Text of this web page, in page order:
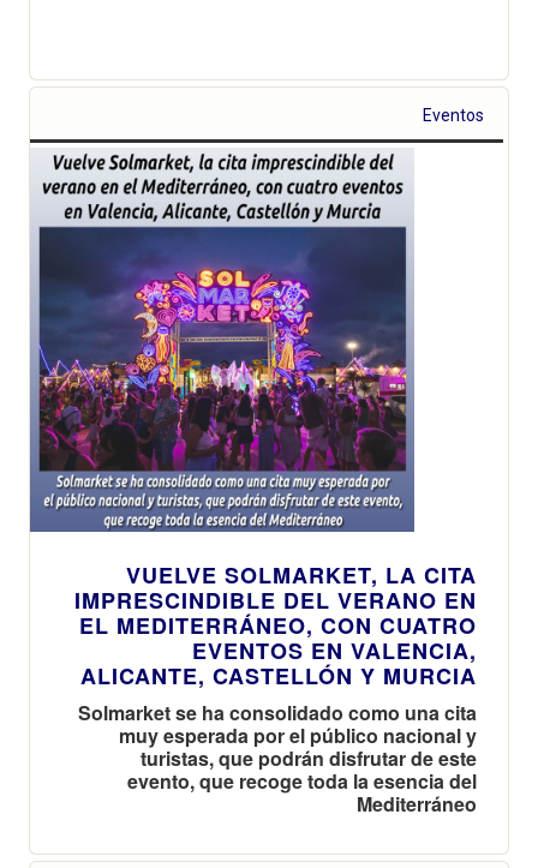
Eventos
VUELVE SOLMARKET, LA CITA
IMPRESCINDIBLE DEL VERANO EN
EL MEDITERRÁNEO, CON CUATRO
EVENTOS EN VALENCIA,
ALICANTE, CASTELLÓN Y MURCIA
Solmarket se ha consolidado como una cita
muy esperada por el público nacional y
turistas, que podrán disfrutar de este
evento, que recoge toda la esencia del
Mediterráneo